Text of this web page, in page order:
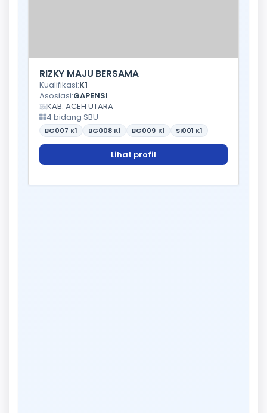
RIZKY MAJU BERSAMA
Kualifikasi:K1
Asosiasi:GAPENSI
KAB. ACEH UTARA
4 bidang SBU
BG007 K1 BG008 K1 BG009 K1 SI001 K1
Lihat profil